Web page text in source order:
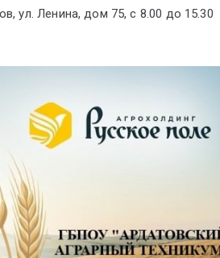
ул. Ленина, дом 75, c 8.00 до 15.30